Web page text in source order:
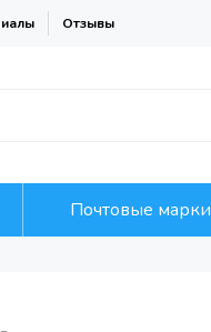
Отзывы
Почтовые марки